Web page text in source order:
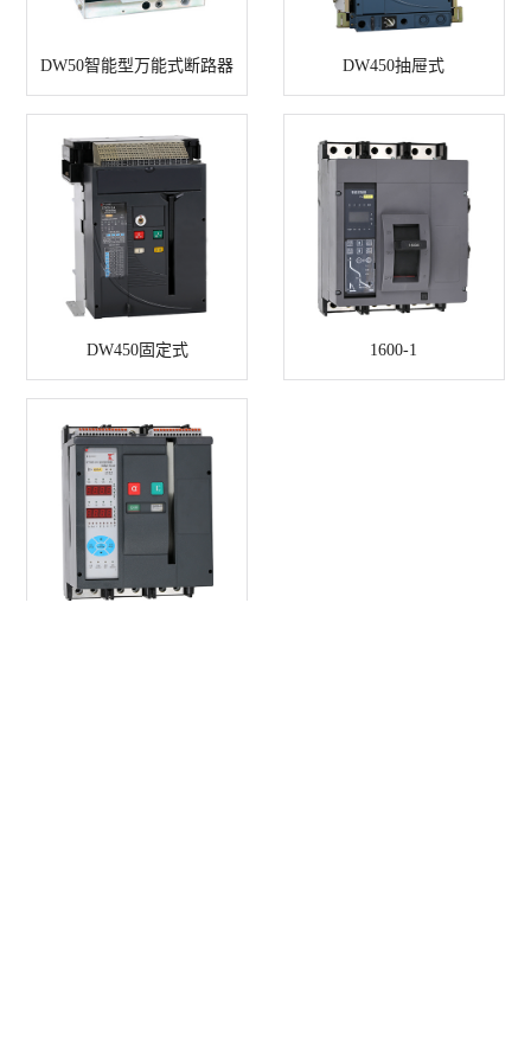
DW50智能型万能式断路器 DW450抽屉式
DW450固定式 1600-1